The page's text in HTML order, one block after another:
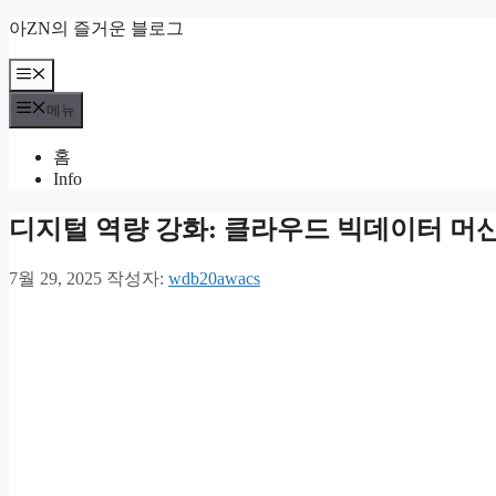
컨
츠
로
아ZN의 즐거운 블로그
메
뉴
메뉴
홈
Info
디지털 역량 강화: 클라우드 빅데이터 머
7월 29, 2025 작성자: wdb20awacs